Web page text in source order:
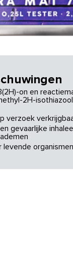
on en
2H-
verzoek
gevaarlijke